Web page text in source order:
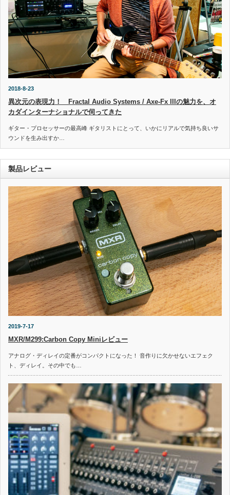
2018-8-23
異次元の表現力！ Fractal Audio Systems / Axe-Fx IIIの魅力を、オ
カダインターナショナルで伺ってきた
ギター・プロセッサーの最高峰 ギタリストにとって、いかにリアルで気持ち良いサ
ウンドを生み出すか…
製品レビュー
2019-7-17
MXR/M299:Carbon Copy Miniレビュー
アナログ・ディレイの定番がコンパクトになった！ 音作りに欠かせないエフェク
ト、ディレイ。その中でも…